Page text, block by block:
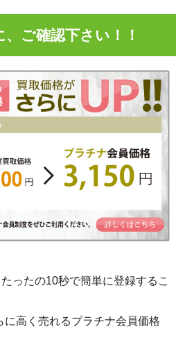
ご確認下さい！！
ったの10秒で簡単に登録するこ
高く売れるプラチナ会員価格